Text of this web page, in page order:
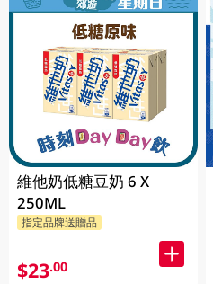
維他奶低糖豆奶 6 X
250ML
指定品牌送贈品
$23.00